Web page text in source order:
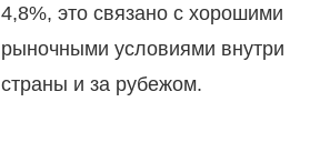
4,8%, это связано с хорошими
рыночными условиями внутри
страны и за рубежом.